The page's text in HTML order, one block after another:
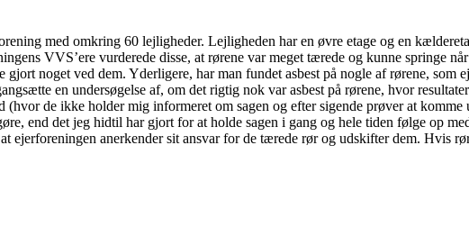
med omkring 60 lejligheder. Lejligheden har en øvre etage og en
VVS’ere vurderede disse, at rørene var meget tærede og kunne springe
noget ved dem. Yderligere, har man fundet asbest på nogle af rørene,
en undersøgelse af, om det rigtig nok var asbest på rørene, hvor
de ikke holder mig informeret om sagen og efter sigende prøver at
end det jeg hidtil har gjort for at holde sagen i gang og hele tiden følge op
ejerforeningen anerkender sit ansvar for de tærede rør og udskifter dem. Hvis